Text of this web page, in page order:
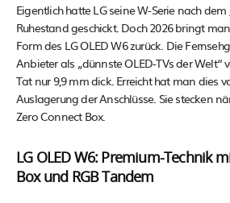
Eigentlich hatte LG seine W-Serie nach dem
Ruhestand geschickt. Doch 2026 bringt
Form des LG OLED W6 zurück. Die
Anbieter als „dünnste OLED-TVs der Welt“
Tat nur 9,9 mm dick. Erreicht hat man dies
Auslagerung der Anschlüsse. Sie stecken
Zero Connect Box.
LG OLED W6: Premium-Technik
Box und RGB Tandem